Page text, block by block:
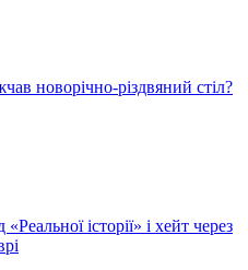
новорічно-різдвяний стіл?
історії» і хейт через